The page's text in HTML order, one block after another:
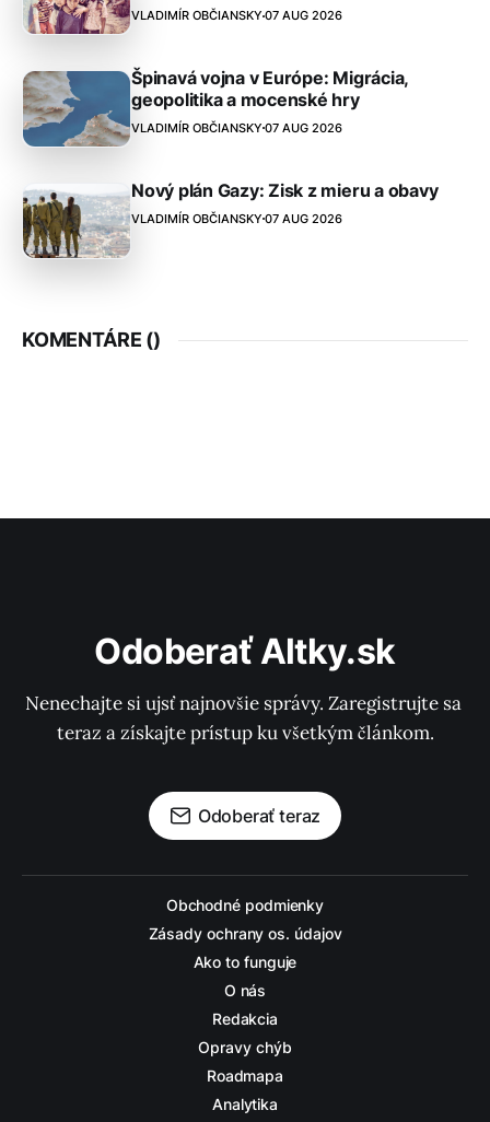
VLADIMÍR OBČIANSKY 07 AUG 2026
Špinavá vojna v Európe: Migrácia,
geopolitika a mocenské hry
VLADIMÍR OBČIANSKY 07 AUG 2026
Nový plán Gazy: Zisk z mieru a obavy
VLADIMÍR OBČIANSKY 07 AUG 2026
KOMENTÁRE ()
Odoberať Altky.sk
Nenechajte si ujsť najnovšie správy. Zaregistrujte sa
teraz a získajte prístup ku všetkým článkom.
Odoberať teraz
Obchodné podmienky
Zásady ochrany os. údajov
Ako to funguje
O nás
Redakcia
Opravy chýb
Roadmapa
Analytika